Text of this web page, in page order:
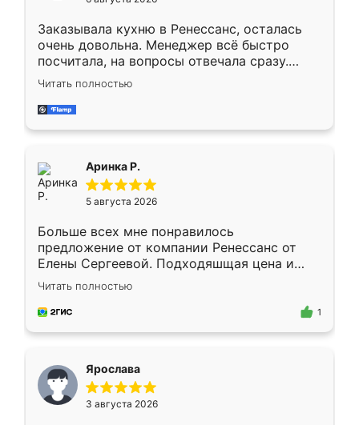
Заказывала кухню в Ренессанс, осталась
очень довольна. Менеджер всё быстро
посчитала, на вопросы отвечала сразу.
Замерщик приехал в субботу, подошёл к
делу со всей ответственностью. Собрали
за день, ребята работали аккуратно, даже
Читать полностью
Аринка Р.
5 августа 2026
Больше всех мне понравилось
предложение от компании Ренессанс от
Елены Сергеевой. Подходяшщая цена и
короткие сроки изготовления. Приехавший
для замера сотрудник Владислав
предложил по моему эскизу самый
Читать полностью
1
Ярослава
3 августа 2026